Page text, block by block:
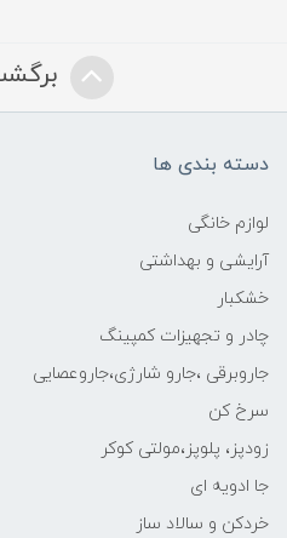
دسته بندی ها
لوازم خانگی
آرایشی و بهداشتی
خشکبار
چادر و تجهیزات کمپینگ
جاروبرقی ،جارو شارژی،جاروعصایی
سرخ کن
زودپز، پلوپز،مولتی کوکر
جا ادویه ای
خردکن و سالاد ساز